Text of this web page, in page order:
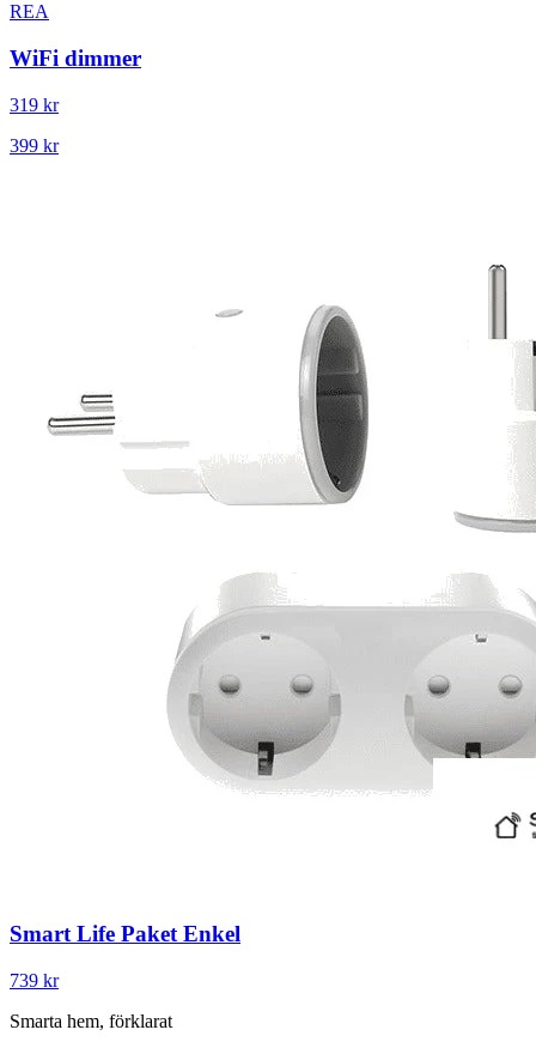
REA
WiFi dimmer
319 kr
399 kr
Smart Life Paket Enkel
739 kr
Smarta hem, förklarat